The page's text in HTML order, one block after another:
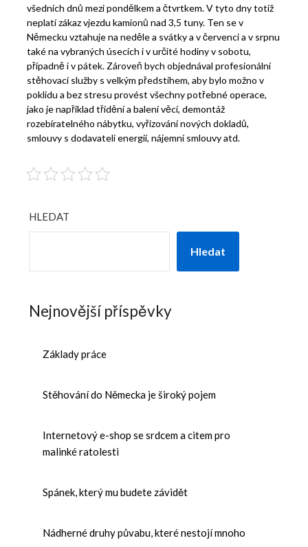
všedních dnů mezi pondělkem a čtvrtkem. V tyto dny totiž
neplatí zákaz vjezdu kamionů nad 3,5 tuny. Ten se v
Německu vztahuje na neděle a svátky a v červenci a v srpnu
také na vybraných úsecích i v určité hodiny v sobotu,
případně i v pátek. Zároveň bych objednával profesionální
stěhovací služby s velkým předstihem, aby bylo možno v
poklidu a bez stresu provést všechny potřebné operace,
jako je například třídění a balení věcí, demontáž
rozebíratelného nábytku, vyřizování nových dokladů,
smlouvy s dodavateli energií, nájemní smlouvy atd.
HLEDAT
Hledat
Nejnovější příspěvky
Základy práce
Stěhování do Německa je široký pojem
Internetový e-shop se srdcem a citem pro
malinké ratolesti
Spánek, který mu budete závidět
Nádherné druhy půvabu, které nestojí mnoho